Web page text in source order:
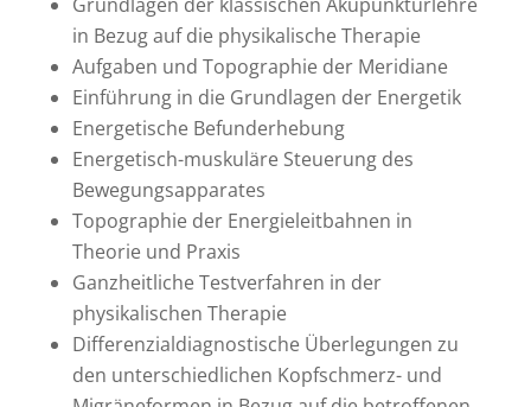
in Bezug auf die physikalische Therapie
Aufgaben und Topographie der Meridiane
Einführung in die Grundlagen der Energetik
Energetische Befunderhebung
Energetisch-muskuläre Steuerung des
Bewegungsapparates
Topographie der Energieleitbahnen in
Theorie und Praxis
Ganzheitliche Testverfahren in der
physikalischen Therapie
Differenzialdiagnostische Überlegungen zu
den unterschiedlichen Kopfschmerz- und